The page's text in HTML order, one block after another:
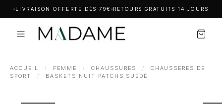
LIVRAISON OFFERTE DÈS 79€ RETOURS GRATUITS 14 JOURS
ACCUEIL / FEMME / CHAUSSURES /
CHAUSSERES DE
SPORT
/ BASKETS NUIT PATCHS SUÉDÉ